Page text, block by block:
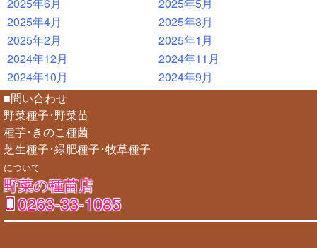
2025年6月
2025年5月
2025年4月
2025年3月
2025年2月
2025年1月
2024年12月
2024年11月
2024年10月
2024年9月
■問い合わせ
野菜種子･野菜苗
種芋･きのこ種菌
芝生種子･緑肥種子･牧草種子
について
野菜の種苗店
0263-33-1085